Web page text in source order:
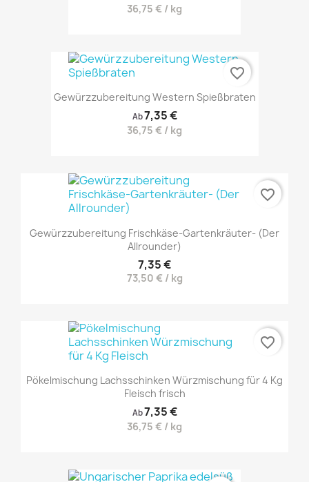
36,75 € / kg
Gewürzzubereitung Western Spießbraten
Ab7,35 €
36,75 € / kg
favorite_border
Gewürzzubereitung Frischkäse-Gartenkräuter- (Der
Allrounder)
7,35 €
73,50 € / kg
favorite_border
Pökelmischung Lachsschinken Würzmischung für 4 Kg
Fleisch frisch
Ab7,35 €
36,75 € / kg
favorite_border